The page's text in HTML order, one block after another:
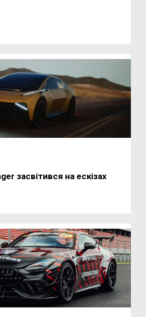
засвітився на ескізах